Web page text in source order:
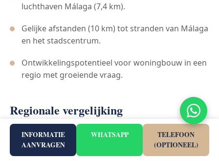
luchthaven Málaga (7,4 km).
Gelijke afstanden (10 km) tot stranden van Málaga
en het stadscentrum.
Ontwikkelingspotentieel voor woningbouw in een
regio met groeiende vraag.
Regionale vergelijking
In vergelijking met projecten in Mijas (zoals Arosa) of
Fuengirola (zoals Waterfall Residences), biedt dit
INFORMATIE
AANVRAGEN
WHATSAPP
TELEFOON
(OPTIONEEL)